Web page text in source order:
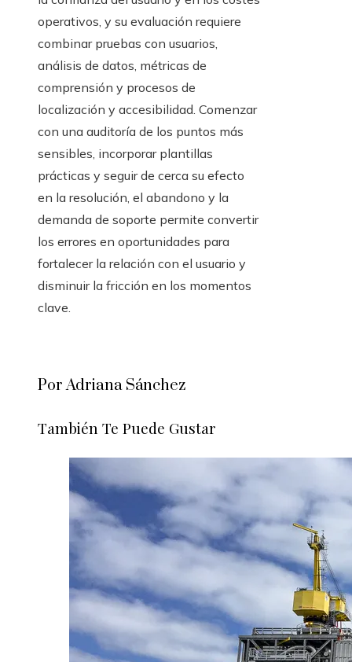
operativos, y su evaluación requiere
combinar pruebas con usuarios,
análisis de datos, métricas de
comprensión y procesos de
localización y accesibilidad. Comenzar
con una auditoría de los puntos más
sensibles, incorporar plantillas
prácticas y seguir de cerca su efecto
en la resolución, el abandono y la
demanda de soporte permite convertir
los errores en oportunidades para
fortalecer la relación con el usuario y
disminuir la fricción en los momentos
clave.
Por Adriana Sánchez
También Te Puede Gustar